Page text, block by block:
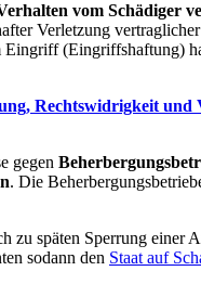
vom Schädiger
Verletzung
(Eingriffshaftung)
Rechtswidrigkeit und
gegen
. Die
späten Sperrung einer
sodann den Staat auf